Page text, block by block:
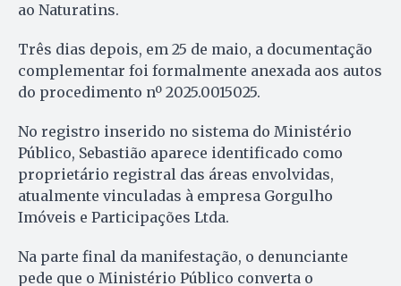
ao Naturatins.
Três dias depois, em 25 de maio, a documentação
complementar foi formalmente anexada aos autos
do procedimento nº 2025.0015025.
No registro inserido no sistema do Ministério
Público, Sebastião aparece identificado como
proprietário registral das áreas envolvidas,
atualmente vinculadas à empresa Gorgulho
Imóveis e Participações Ltda.
Na parte final da manifestação, o denunciante
pede que o Ministério Público converta o